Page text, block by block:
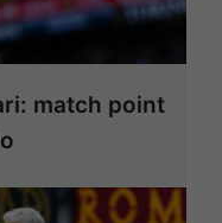
match point